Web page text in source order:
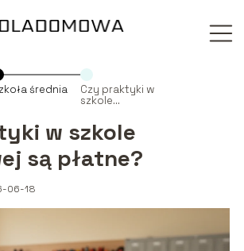
średnia
Czy praktyki w
szkole
płatne?
w szkole
są płatne?
06-18